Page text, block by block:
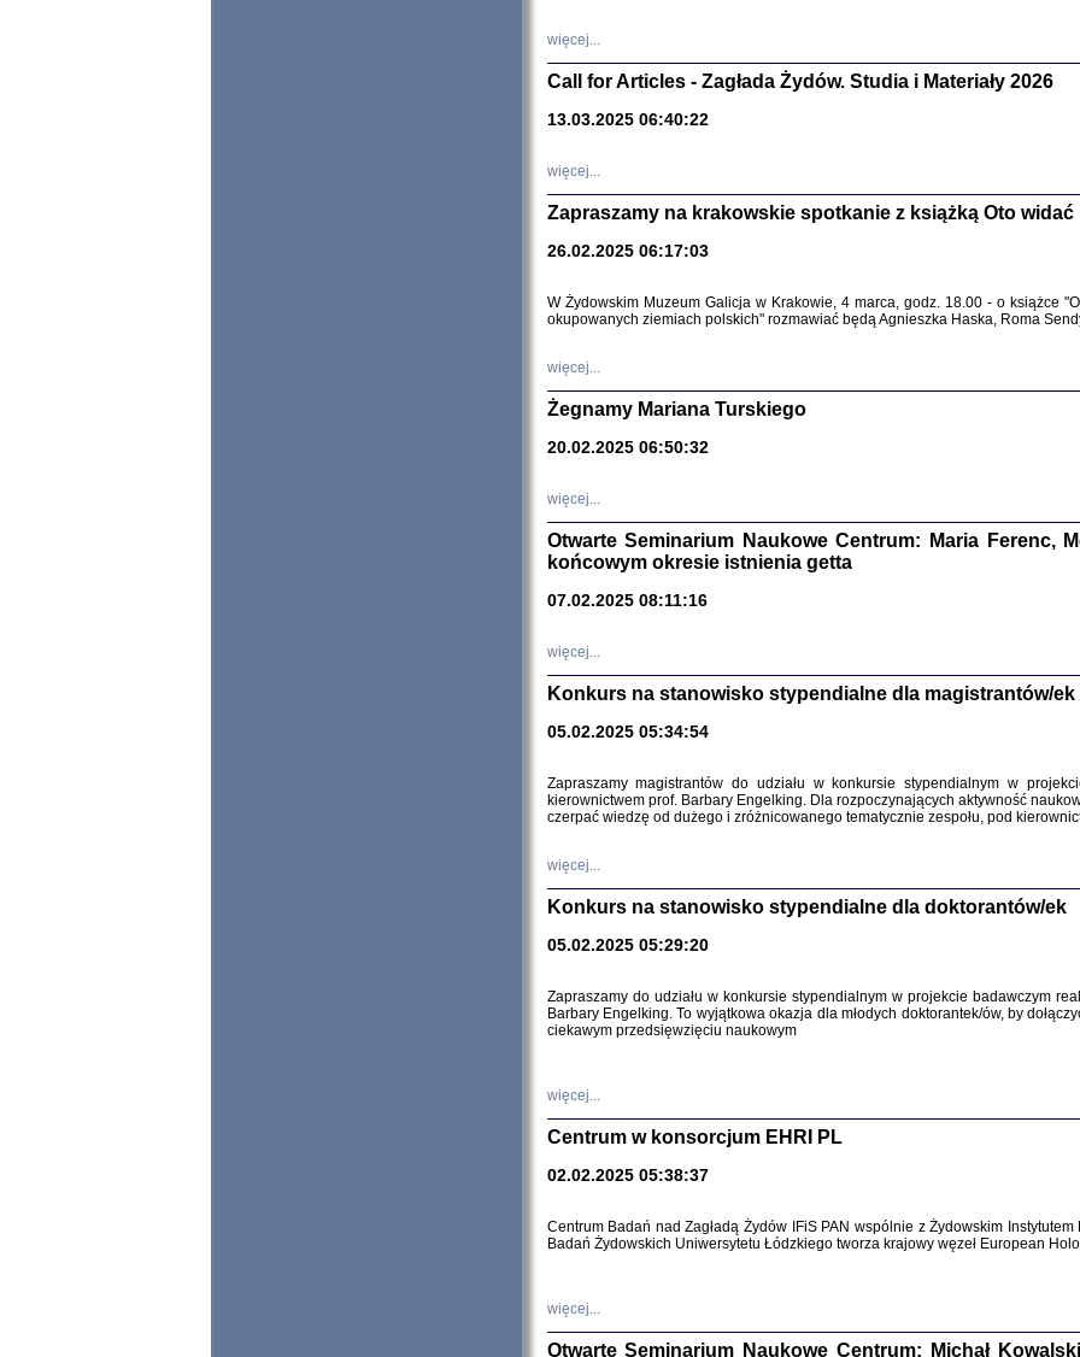
Pisma
Warszawie
SZCZĘŚCIE
więcej...
Call for Articles - Zagłada Żydów. Studia i Materiały 2026
13.03.2025 06:40:22
więcej...
Zapraszamy na krakowskie spotkanie z książką Oto widać
26.02.2025 06:17:03
W Żydowskim Muzeum Galicja w Krakowie, 4 marca, godz. 18.00 - o książce
okupowanych ziemiach polskich" rozmawiać będą Agnieszka Haska, Roma
więcej...
Żegnamy Mariana Turskiego
20.02.2025 06:50:32
więcej...
Otwarte Seminarium Naukowe Centrum: Maria Ferenc,
końcowym okresie istnienia getta
07.02.2025 08:11:16
więcej...
Konkurs na stanowisko stypendialne dla magistrantów/ek
05.02.2025 05:34:54
Zapraszamy magistrantów do udziału w konkursie stypendialnym w
kierownictwem prof. Barbary Engelking. Dla rozpoczynających aktywność
czerpać wiedzę od dużego i zróżnicowanego tematycznie zespołu, pod
więcej...
Konkurs na stanowisko stypendialne dla doktorantów/ek
05.02.2025 05:29:20
Zapraszamy do udziału w konkursie stypendialnym w projekcie badawczym
Barbary Engelking. To wyjątkowa okazja dla młodych doktorantek/ów, by
ciekawym przedsięwzięciu naukowym
więcej...
Centrum w konsorcjum EHRI PL
02.02.2025 05:38:37
Centrum Badań nad Zagładą Żydów IFiS PAN wspólnie z Żydowskim
Badań Żydowskich Uniwersytetu Łódzkiego tworza krajowy węzeł European
więcej...
Otwarte Seminarium Naukowe Centrum: Michał